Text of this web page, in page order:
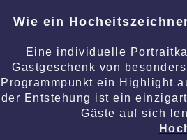
Wie ein
Eine individuelle
Gastgeschenk von
Programmpunkt ein Highlight
der Entstehung ist ein
Gäste auf sich